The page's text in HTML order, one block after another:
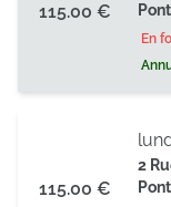
115.00 €
En
115.00 €
2